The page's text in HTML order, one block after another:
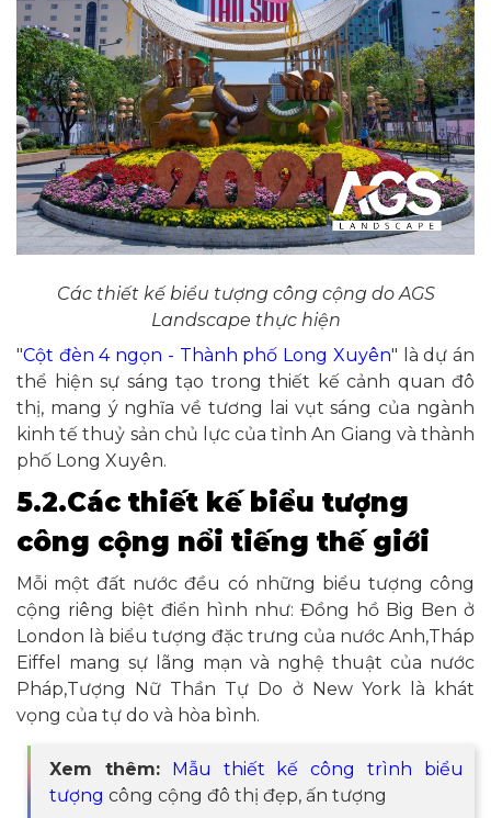
Các thiết kế biểu tượng công cộng do AGS
Landscape thực hiện
"Cột đèn 4 ngọn - Thành phố Long Xuyên" là dự án
thể hiện sự sáng tạo trong thiết kế cảnh quan đô
thị, mang ý nghĩa về tương lai vụt sáng của ngành
kinh tế thuỷ sản chủ lực của tỉnh An Giang và thành
phố Long Xuyên.
5.2.Các thiết kế biểu tượng
công cộng nổi tiếng thế giới
Mỗi một đất nước đều có những biểu tượng công
cộng riêng biệt điển hình như: Đồng hồ Big Ben ở
London là biểu tượng đặc trưng của nước Anh,Tháp
Eiffel mang sự lãng mạn và nghệ thuật của nước
Pháp,Tượng Nữ Thần Tự Do ở New York là khát
vọng của tự do và hòa bình.
Xem thêm:
Mẫu thiết kế công trình biểu
tượng công cộng đô thị đẹp, ấn tượng